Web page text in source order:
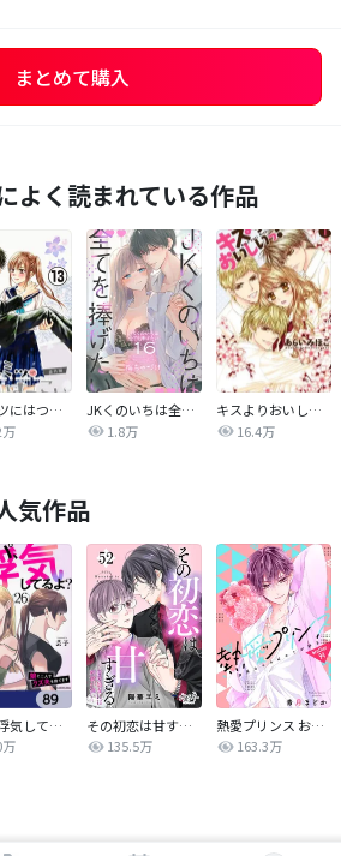
まとめて購入
よく読まれている作品
ハチミツにはつこい
万
JKくのいちは全てを捧げたい
1.8万
キスよりおいしいっ！
16.4万
気作品
パパ、浮気してるよ？娘と二人でクズ夫を捨てます【分冊版】
万
その初恋は甘すぎる～恋愛処女には刺激が強い～
135.5万
熱愛プリンス お兄ちゃんはキミが好き
163.3万